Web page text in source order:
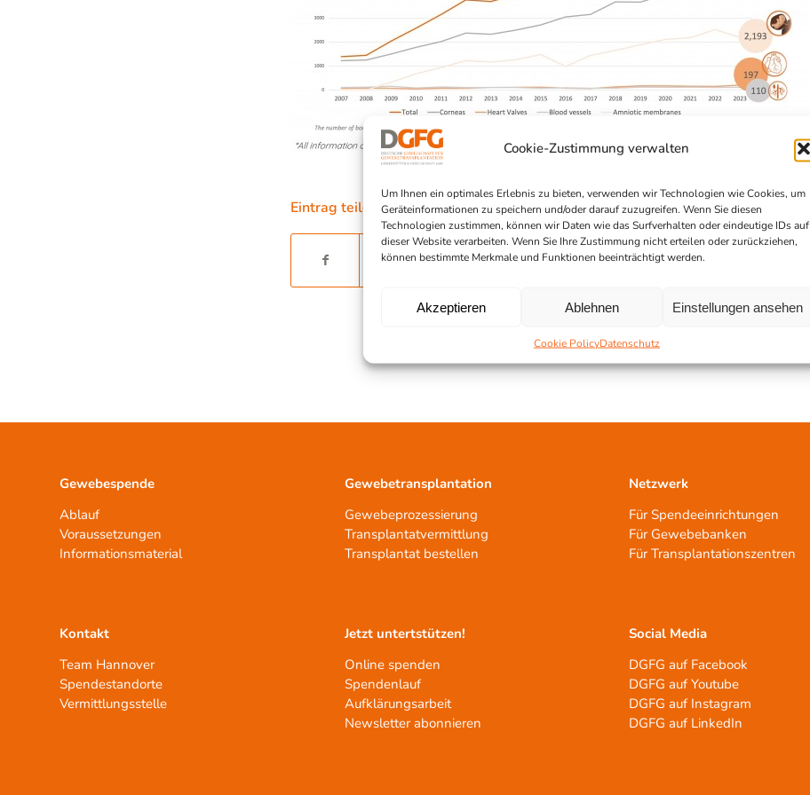
Cookie-Zustimmung verwalten
Um Ihnen ein optimales Erlebnis zu bieten, verwenden wir Technologien wie Cookies, um
Geräteinformationen zu speichern und/oder darauf zuzugreifen. Wenn Sie diesen
Technologien zustimmen, können wir Daten wie das Surfverhalten oder eindeutige IDs auf
dieser Website verarbeiten. Wenn Sie Ihre Zustimmung nicht erteilen oder zurückziehen,
können bestimmte Merkmale und Funktionen beeinträchtigt werden.
Akzeptieren Ablehnen Einstellungen ansehen
Cookie PolicyDatenschutz
Eintrag teilen
Gewebespende
Ablauf
Voraussetzungen
Informationsmaterial
Kontakt
Team Hannover
Spendestandorte
Vermittlungsstelle
Gewebetransplantation
Gewebeprozessierung
Transplantatvermittlung
Transplantat bestellen
Jetzt untertstützen!
Online spenden
Spendenlauf
Aufklärungsarbeit
Newsletter abonnieren
Netzwerk
Für Spendeeinrichtungen
Für Gewebebanken
Für Transplantationszentren
Social Media
DGFG auf Facebook
DGFG auf Youtube
DGFG auf Instagram
DGFG auf LinkedIn